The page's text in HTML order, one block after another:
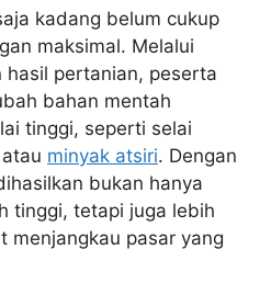
kadang belum cukup
maksimal. Melalui
hasil pertanian, peserta
bahan mentah
tinggi, seperti selai
minyak atsiri. Dengan
bukan hanya
tinggi, tetapi juga lebih
menjangkau pasar yang